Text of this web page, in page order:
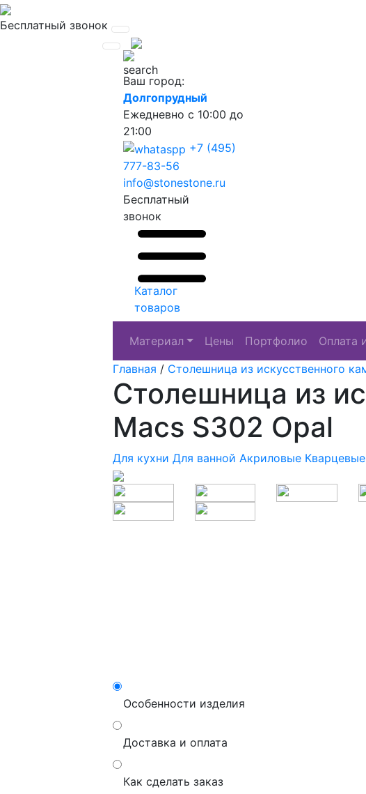
Бесплатный звонок
Ваш город:
Долгопрудный
Ежедневно с 10:00 до
21:00
+7 (495)
777-83-56
info@stonestone.ru
Бесплатный
звонок
Каталог
товаров
Материал Цены Портфолио Оплата
Главная / Столешница из искусственного
Столешница из
Macs S302 Opal
Для кухни Для ванной Акриловые Кварцевые
Особенности изделия
Доставка и оплата
Как сделать заказ